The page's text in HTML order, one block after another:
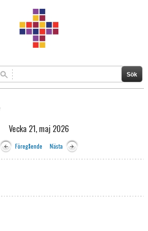
Vecka 21, maj 2026
Föregående Nästa